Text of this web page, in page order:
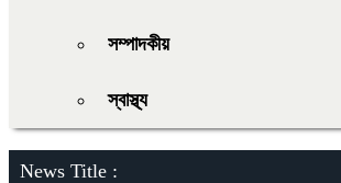
সম্পাদকীয়
স্বাস্থ্য
News Title :